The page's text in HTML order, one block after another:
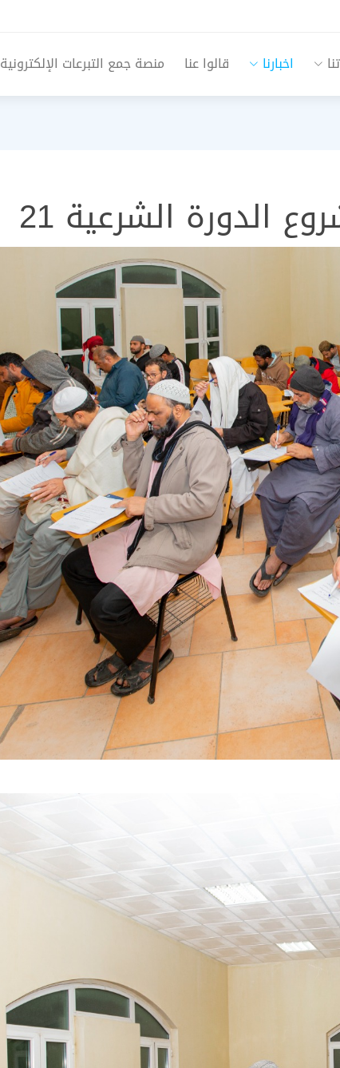
اخبارنا قالوا عنا منصة جمع التبرعات الإلكترونية
الدورة الشرعية 21